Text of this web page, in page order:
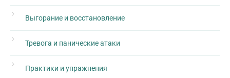
Выгорание и восстановление
Тревога и панические атаки
Практики и упражнения